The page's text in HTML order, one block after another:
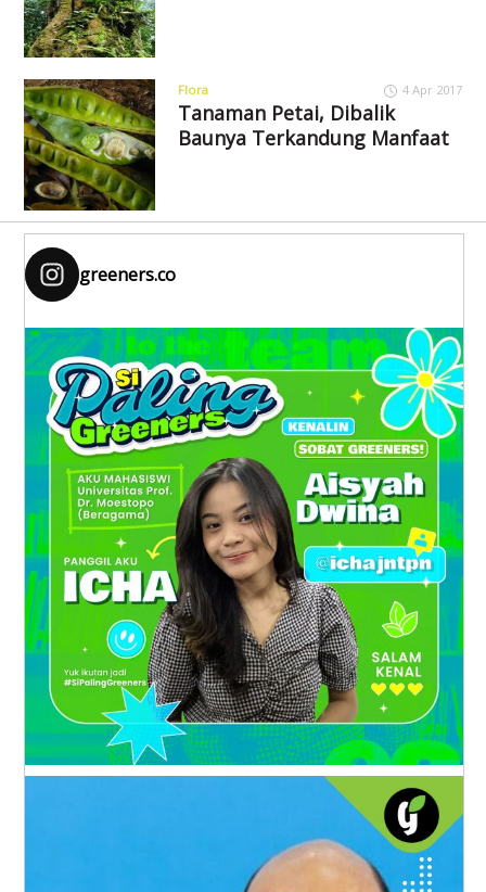
Flora 4 Apr 2017
Tanaman Petai, Dibalik
Baunya Terkandung Manfaat
greeners.co